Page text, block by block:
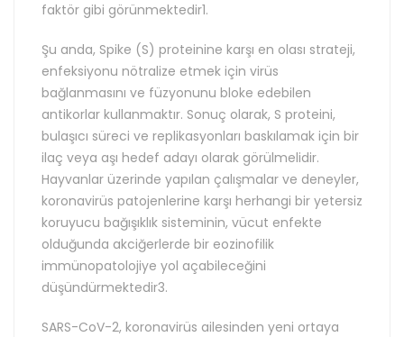
faktör gibi görünmektedir1.
Şu anda, Spike (S) proteinine karşı en olası strateji,
enfeksiyonu nötralize etmek için virüs
bağlanmasını ve füzyonunu bloke edebilen
antikorlar kullanmaktır. Sonuç olarak, S proteini,
bulaşıcı süreci ve replikasyonları baskılamak için bir
ilaç veya aşı hedef adayı olarak görülmelidir.
Hayvanlar üzerinde yapılan çalışmalar ve deneyler,
koronavirüs patojenlerine karşı herhangi bir yetersiz
koruyucu bağışıklık sisteminin, vücut enfekte
olduğunda akciğerlerde bir eozinofilik
immünopatolojiye yol açabileceğini
düşündürmektedir3.
SARS-CoV-2, koronavirüs ailesinden yeni ortaya